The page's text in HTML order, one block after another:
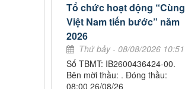
Tổ chức hoạt động “Cùng
Việt Nam tiến bước” năm
2026
Thứ bảy - 08/08/2026 10:51
Số TBMT: IB2600436424-00.
Bên mời thầu: . Đóng thầu:
08:00 26/08/26